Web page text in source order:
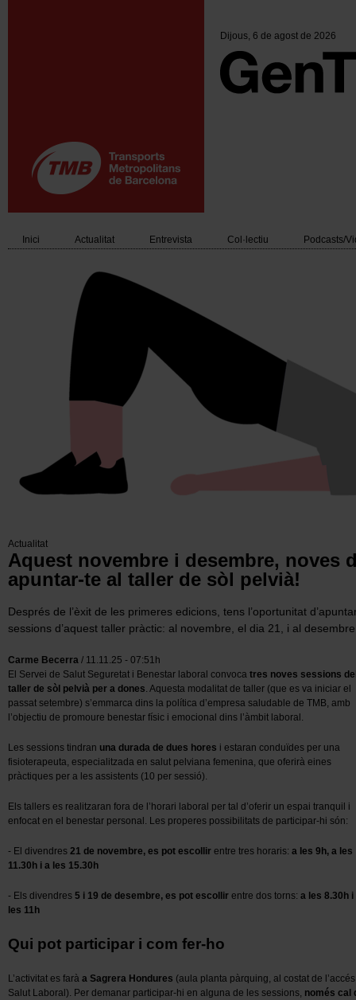
Dijous, 6 de agost de 2026
Main
navigation
Inici Actualitat Entrevista Col·lectiu Podcasts/
Actualitat
Aquest novembre i desembre, noves
apuntar-te al taller de sòl pelvià!
Després de l’èxit de les primeres edicions, tens l’oportunitat
sessions d’aquest taller pràctic: al novembre, el dia 21, i al
Carme Becerra / 11.11.25 - 07:51h
El Servei de Salut Seguretat i Benestar laboral convoca tres noves sessions
taller de sòl pelvià per a dones. Aquesta modalitat de taller (que es va iniciar el
passat setembre) s’emmarca dins la política d’empresa saludable de TMB, amb
l’objectiu de promoure benestar físic i emocional dins l’àmbit laboral.
Les sessions tindran una durada de dues hores i estaran conduïdes per una
fisioterapeuta, especialitzada en salut pelviana femenina, que oferirà eines
pràctiques per a les assistents (10 per sessió).
Els tallers es realitzaran fora de l’horari laboral per tal d’oferir un espai tranquil i
enfocat en el benestar personal. Les properes possibilitats de participar-hi són:
- El divendres 21 de novembre, es pot escollir entre tres horaris: a les 9h, a les
11.30h i a les 15.30h
- Els divendres 5 i 19 de desembre, es pot escollir entre dos torns: a les 8.30h i
les 11h
Qui pot participar i com fer-ho
L’activitat es farà a Sagrera Hondures (aula planta pàrquing, al costat de l’accés
Salut Laboral). Per demanar participar-hi en alguna de les sessions, només cal